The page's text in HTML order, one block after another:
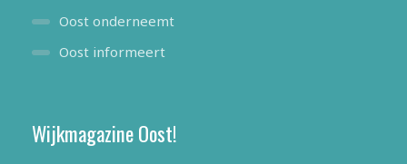
Oost onderneemt
Oost informeert
Wijkmagazine Oost!